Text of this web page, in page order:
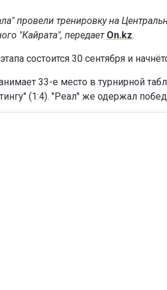
провели тренировку на
"Кайрата", передает On.kz.
состоится 30 сентября и
33-е место в турнирной
(1:4). "Реал" же одержал